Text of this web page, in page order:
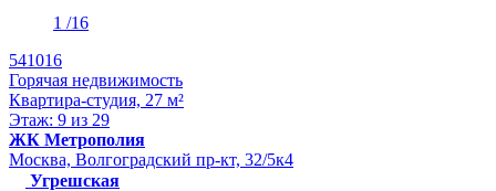
1 /16
541016
Горячая недвижимость
Квартира-студия, 27 м²
Этаж: 9 из 29
ЖК Метрополия
Москва, Волгоградский пр-кт, 32/5к4
Угрешская